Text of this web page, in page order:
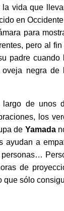
vida que
en
para
pero al
padre
negra
de unos
los
de Yamada
ayudan a
de
sólo